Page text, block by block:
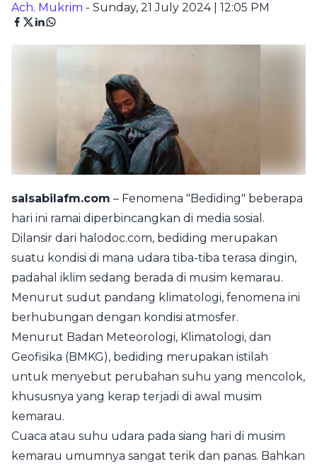
Ach. Mukrim - Sunday, 21 July 2024 | 12:05 PM
salsabilafm.com – Fenomena "Bediding" beberapa
hari ini ramai diperbincangkan di media sosial.
Dilansir dari halodoc.com, bediding merupakan
suatu kondisi di mana udara tiba-tiba terasa dingin,
padahal iklim sedang berada di musim kemarau.
Menurut sudut pandang klimatologi, fenomena ini
berhubungan dengan kondisi atmosfer.
Menurut Badan Meteorologi, Klimatologi, dan
Geofisika (BMKG), bediding merupakan istilah
untuk menyebut perubahan suhu yang mencolok,
khususnya yang kerap terjadi di awal musim
kemarau.
Cuaca atau suhu udara pada siang hari di musim
kemarau umumnya sangat terik dan panas. Bahkan